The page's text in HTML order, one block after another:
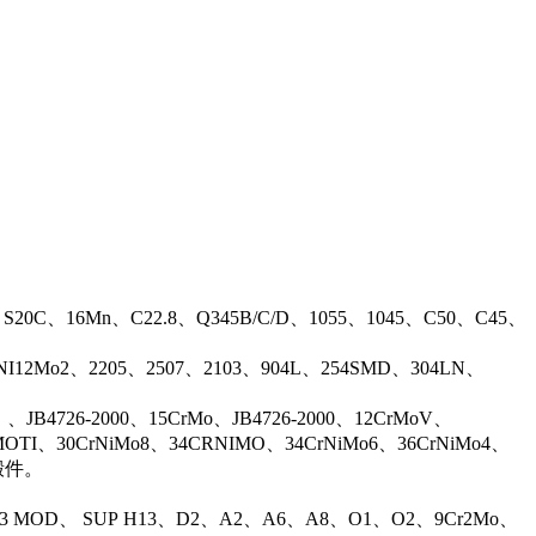
、16Mn、C22.8、Q345B/C/D、1055、1045、C50、C45、
、2205、2507、2103、904L、254SMD、304LN、
2000、15CrMo、JB4726-2000、12CrMoV、
、30CrNiMo8、34CRNIMO、34CrNiMo6、36CrNiMo4、
。
、 SUP H13、D2、A2、A6、A8、O1、O2、9Cr2Mo、